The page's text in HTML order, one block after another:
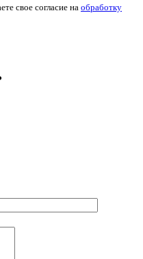
свое согласие на обработку